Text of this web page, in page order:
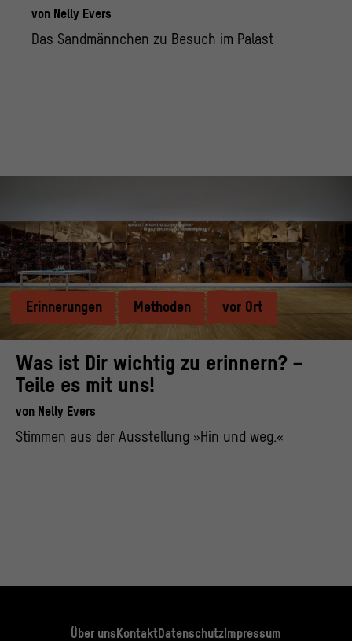
von Nelly Evers
Das Sandmännchen zu Besuch im Palast
Erinnerungen Methoden vor Ort
Was ist Dir wichtig zu erinnern? –
Teile es mit uns!
von Nelly Evers
Stimmen aus der Ausstellung »Hin und weg.«
Über unsKontaktDatenschutzImpressum